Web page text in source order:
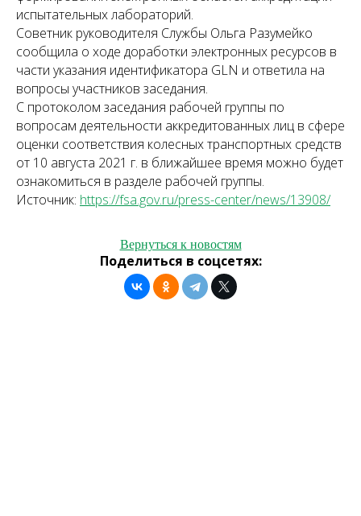
испытательных лабораторий.
Советник руководителя Службы Ольга Разумейко
сообщила о ходе доработки электронных ресурсов в
части указания идентификатора GLN и ответила на
вопросы участников заседания.
С протоколом заседания рабочей группы по
вопросам деятельности аккредитованных лиц в сфере
оценки соответствия колесных транспортных средств
от 10 августа 2021 г. в ближайшее время можно будет
ознакомиться в разделе рабочей группы.
Источник: https://fsa.gov.ru/press-center/news/13908/
Вернуться к новостям
Поделиться в соцсетях: